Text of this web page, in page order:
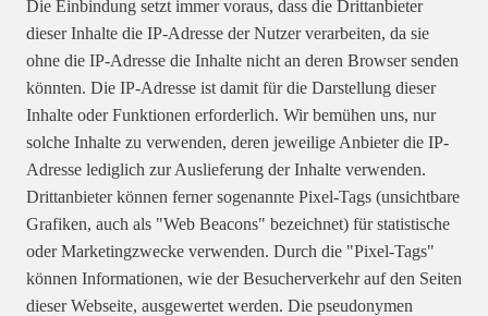
Die Einbindung setzt immer voraus, dass die Drittanbieter
dieser Inhalte die IP-Adresse der Nutzer verarbeiten, da sie
ohne die IP-Adresse die Inhalte nicht an deren Browser senden
könnten. Die IP-Adresse ist damit für die Darstellung dieser
Inhalte oder Funktionen erforderlich. Wir bemühen uns, nur
solche Inhalte zu verwenden, deren jeweilige Anbieter die IP-
Adresse lediglich zur Auslieferung der Inhalte verwenden.
Drittanbieter können ferner sogenannte Pixel-Tags (unsichtbare
Grafiken, auch als "Web Beacons" bezeichnet) für statistische
oder Marketingzwecke verwenden. Durch die "Pixel-Tags"
können Informationen, wie der Besucherverkehr auf den Seiten
dieser Webseite, ausgewertet werden. Die pseudonymen